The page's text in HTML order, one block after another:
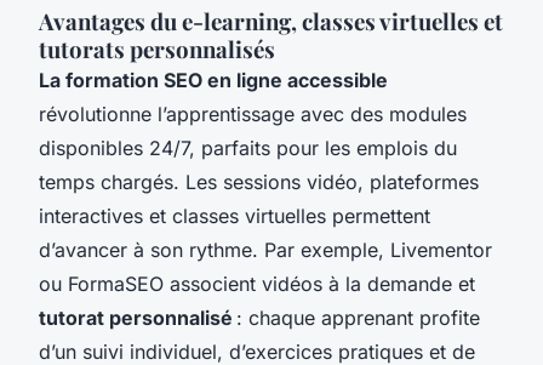
Avantages du e-learning, classes virtuelles et
tutorats personnalisés
La formation SEO en ligne accessible
révolutionne l’apprentissage avec des modules
disponibles 24/7, parfaits pour les emplois du
temps chargés. Les sessions vidéo, plateformes
interactives et classes virtuelles permettent
d’avancer à son rythme. Par exemple, Livementor
ou FormaSEO associent vidéos à la demande et
tutorat personnalisé : chaque apprenant profite
d’un suivi individuel, d’exercices pratiques et de